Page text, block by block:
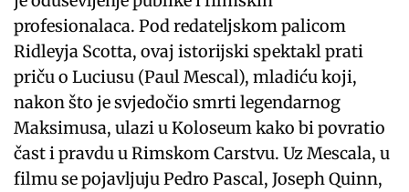
profesionalaca. Pod redateljskom palicom
Ridleyja Scotta, ovaj istorijski spektakl prati
priču o Luciusu (Paul Mescal), mladiću koji,
nakon što je svjedočio smrti legendarnog
Maksimusa, ulazi u Koloseum kako bi povratio
čast i pravdu u Rimskom Carstvu. Uz Mescala, u
filmu se pojavljuju Pedro Pascal, Joseph Quinn,